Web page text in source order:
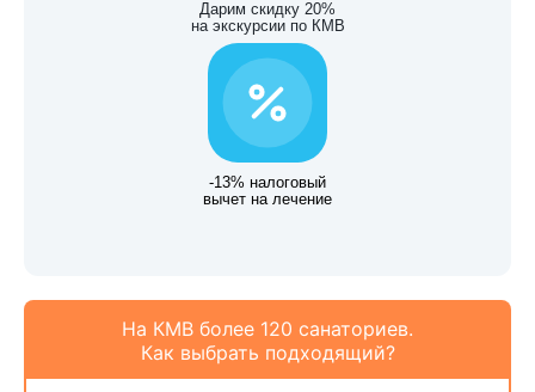
Дарим скидку 20%
на экскурсии по КМВ
-13% налоговый
вычет на лечение
На КМВ более 120 санаториев.
Как выбрать подходящий?